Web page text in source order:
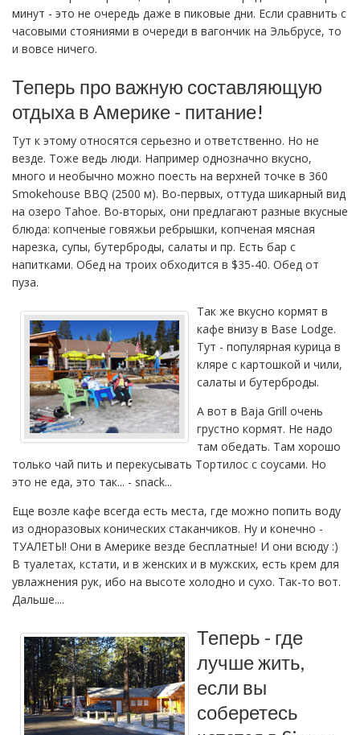
минут - это не очередь даже в пиковые дни. Если сравнить с
часовыми стояниями в очереди в вагончик на Эльбрусе, то
и вовсе ничего.
Теперь про важную составляющую
отдыха в Америке - питание!
Тут к этому относятся серьезно и ответственно. Но не
везде. Тоже ведь люди. Например однозначно вкусно,
много и необычно можно поесть на верхней точке в 360
Smokehouse BBQ (2500 м). Во-первых, оттуда шикарный вид
на озеро Tahoe. Во-вторых, они предлагают разные вкусные
блюда: копченые говяжьи ребрышки, копченая мясная
нарезка, супы, бутерброды, салаты и пр. Есть бар с
напитками. Обед на троих обходится в $35-40. Обед от
пуза.
Так же вкусно кормят в
кафе внизу в Base Lodge.
Тут - популярная курица в
кляре с картошкой и чили,
салаты и бутерброды.
А вот в Baja Grill очень
грустно кормят. Не надо
там обедать. Там хорошо
только чай пить и перекусывать Тортилос с соусами. Но
это не еда, это так... - snack...
Еще возле кафе всегда есть места, где можно попить воду
из одноразовых конических стаканчиков. Ну и конечно -
ТУАЛЕТЫ! Они в Америке везде бесплатные! И они всюду :)
В туалетах, кстати, и в женских и в мужских, есть крем для
увлажнения рук, ибо на высоте холодно и сухо. Так-то вот.
Дальше....
Теперь - где
лучше жить,
если вы
соберетесь